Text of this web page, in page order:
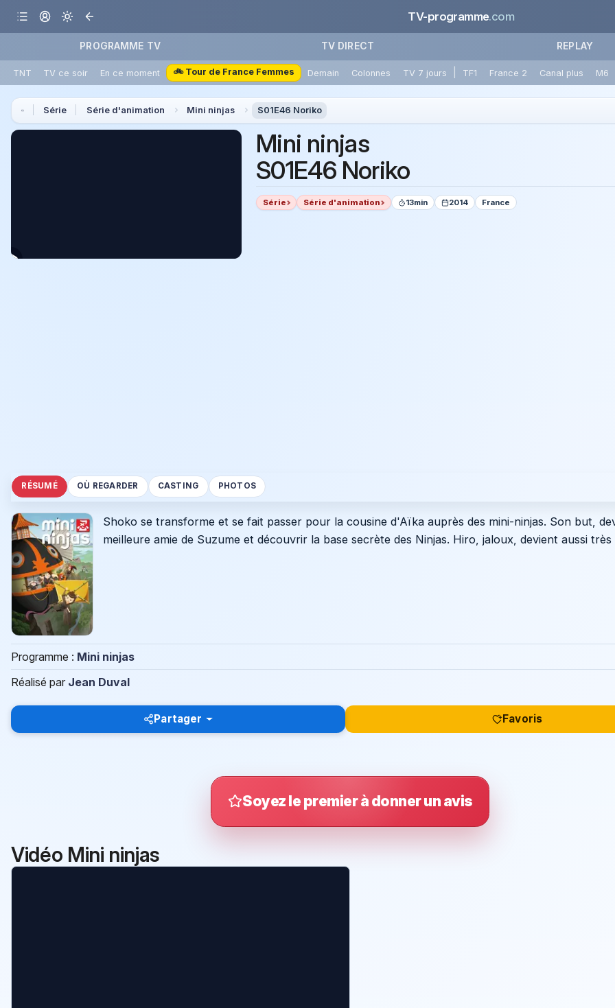
TV-programme.com
PROGRAMME TV TV DIRECT REPLAY
TNT TV ce soir En ce moment 🚲 Tour de France Femmes Demain Colonnes TV 7 jours TF1 France 2 Canal plus M6
Série Série d'animation Mini ninjas S01E46 Noriko
Mini ninjas
S01E46 Noriko
Série Série d'animation 13min 2014 France
RÉSUMÉ OÙ REGARDER CASTING PHOTOS
Shoko se transforme et se fait passer pour la cousine d'Aïka auprès des mini-ninjas. Son but,
meilleure amie de Suzume et découvrir la base secrète des Ninjas. Hiro, jaloux, devient aussi très
Programme : Mini ninjas
Réalisé par Jean Duval
Partager Favoris
Soyez le premier à donner un avis
Vidéo Mini ninjas